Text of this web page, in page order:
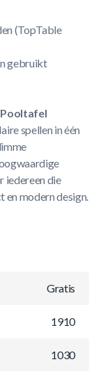
(TopTable
gebruikt
spellen in één
iedereen die
en modern design.
Gratis
1910
1030